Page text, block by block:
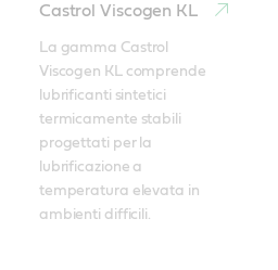
Castrol Viscogen KL
La gamma Castrol
Viscogen KL comprende
lubrificanti sintetici
termicamente stabili
progettati per la
lubrificazione a
temperatura elevata in
ambienti difficili.